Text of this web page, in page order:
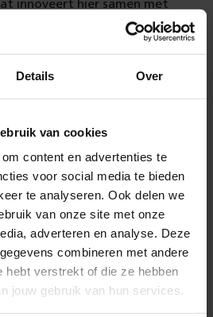
Details Over
van cookies
content en advertenties te
voor social media te bieden
te analyseren. Ook delen we
van onze site met onze
adverteren en analyse. Deze
combineren met andere
hebt verstrekt of die ze hebben
jouw gebruik van hun services.
innoveert hier samen met
en bedrijven.
van ProRail: “Dit
heeft zichtbaar gemaakt dat
als opdrachtgever en
aangaan over de kansen
dat we veel hiervan de
in de geluidsschermen